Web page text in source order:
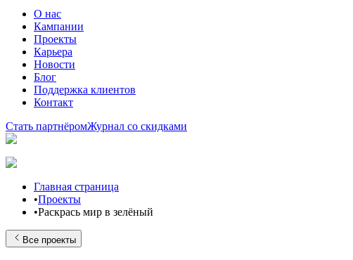
О нас
Кампании
Проекты
Карьера
Новости
Блог
Поддержка клиентов
Контакт
Стать партнёромЖурнал со скидками
Главная страница
•Проекты
•Раскрась мир в зелёный
Все проекты